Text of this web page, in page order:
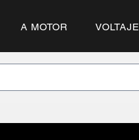
A MOTOR VOLTAJE